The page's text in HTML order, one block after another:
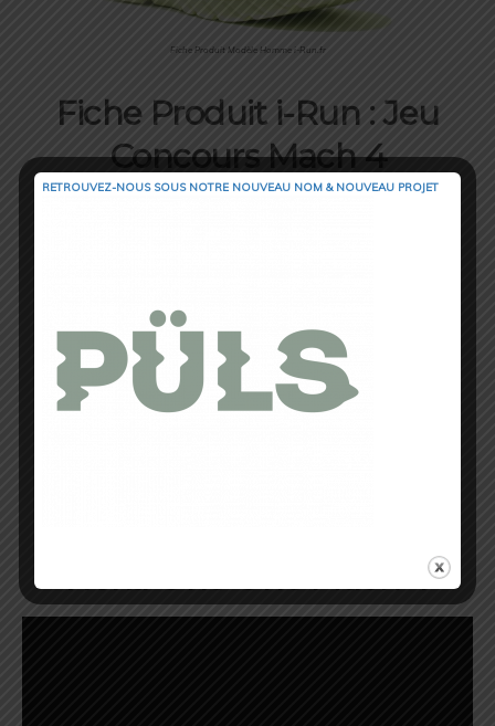
Fiche Produit Modèle Homme i-Run.fr
Fiche Produit i-Run : Jeu
Concours Mach 4
Hoka One One Mach 4
RETROUVEZ-NOUS SOUS NOTRE NOUVEAU NOM & NOUVEAU PROJET